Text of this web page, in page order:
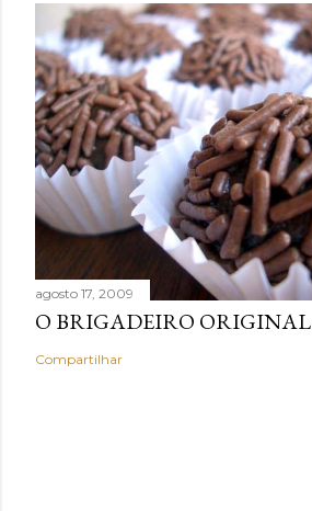
agosto 17, 2009
O BRIGADEIRO ORIGINAL
Compartilhar